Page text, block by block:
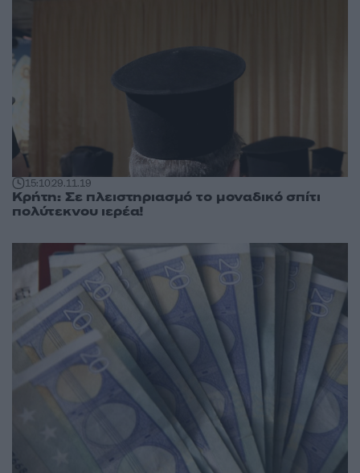
15:1029.11.19
Κρήτη: Σε πλειστηριασμό το μοναδικό σπίτι
πολύτεκνου ιερέα!